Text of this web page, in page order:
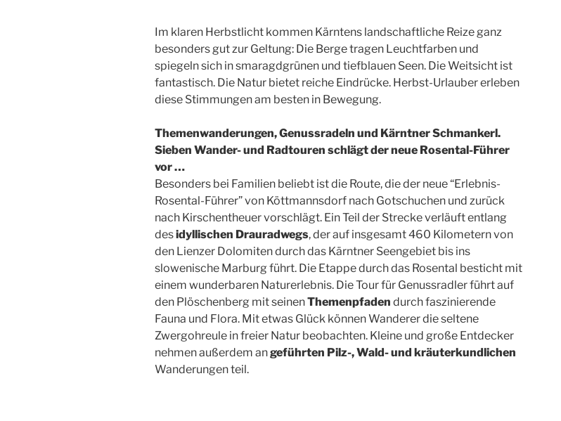
Im klaren Herbstlicht kommen Kärntens landschaftliche Reize ganz
besonders gut zur Geltung: Die Berge tragen Leuchtfarben und
spiegeln sich in smaragdgrünen und tiefblauen Seen. Die Weitsicht ist
fantastisch. Die Natur bietet reiche Eindrücke. Herbst-Urlauber erleben
diese Stimmungen am besten in Bewegung.
Themenwanderungen, Genussradeln und Kärntner Schmankerl.
Sieben Wander- und Radtouren schlägt der neue Rosental-Führer
vor …
Besonders bei Familien beliebt ist die Route, die der neue “Erlebnis-
Rosental-Führer” von Köttmannsdorf nach Gotschuchen und zurück
nach Kirschentheuer vorschlägt. Ein Teil der Strecke verläuft entlang
desidyllischen Drauradwegs, der auf insgesamt 460 Kilometern von
den Lienzer Dolomiten durch das Kärntner Seengebiet bis ins
slowenische Marburg führt. Die Etappe durch das Rosental besticht mit
einem wunderbaren Naturerlebnis. Die Tour für Genussradler führt auf
den Plöschenberg mit seinenThemenpfaden durch faszinierende
Fauna und Flora. Mit etwas Glück können Wanderer die seltene
Zwergohreule in freier Natur beobachten. Kleine und große Entdecker
nehmen außerdem angeführten Pilz-, Wald- und kräuterkundlichen
Wanderungen teil.